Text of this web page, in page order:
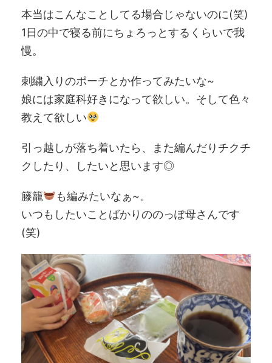
本当はこんなことしてる場合じゃないのに(笑)
1日の中で寝る前にちょろっとするくらいで我
慢。
刺繍入りのポーチとか作ってみたいな~
娘には家庭科好きになって欲しい。そして色々
教えて欲しい
引っ越しが落ち着いたら、また編んだりチクチ
クしたり、したいと思います◎
籐籠
も編みたいなぁ~。
いつもしたいことばかりののっぽ母さんです
(笑)